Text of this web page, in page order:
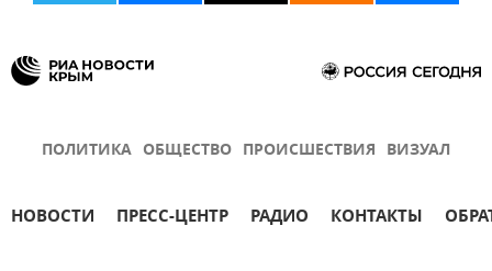
ПОЛИТИКА ОБЩЕСТВО ПРОИСШЕСТВИЯ ВИЗУАЛ
НОВОСТИ ПРЕСС-ЦЕНТР РАДИО КОНТАКТЫ